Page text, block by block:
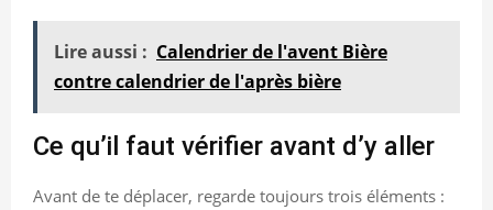
Lire aussi : Calendrier de l'avent Bière
contre calendrier de l'après bière
Ce qu’il faut vérifier avant d’y aller
Avant de te déplacer, regarde toujours trois éléments :